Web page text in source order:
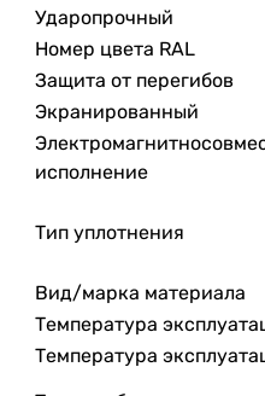
Ударопрочный
Номер цвета RAL
Защита от перегибов
Экранированный
исполнение
Тип уплотнения
Вид/марка материала
Температура
Температура